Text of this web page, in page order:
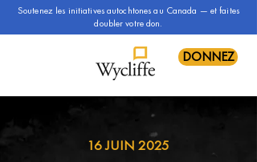
Soutenez les initiatives autochtones au Canada — et faites
doubler votre don.
DONNEZ
16 JUIN 2025